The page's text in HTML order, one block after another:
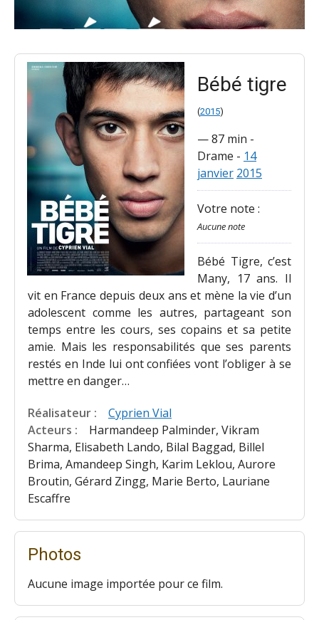
Bébé tigre
(2015)
—87 min -
Drame - 14
janvier 2015
Votre note :
Aucune note
Bébé Tigre, c’est
Many, 17 ans. Il
vit en France depuis deux ans et mène la vie d’un
adolescent comme les autres, partageant son
temps entre les cours, ses copains et sa petite
amie. Mais les responsabilités que ses parents
restés en Inde lui ont confiées vont l’obliger à se
mettre en danger…
Réalisateur :
Cyprien Vial
Acteurs :
Harmandeep Palminder, Vikram
Sharma, Elisabeth Lando, Bilal Baggad, Billel
Brima, Amandeep Singh, Karim Leklou, Aurore
Broutin, Gérard Zingg, Marie Berto, Lauriane
Escaffre
Photos
Aucune image importée pour ce film.